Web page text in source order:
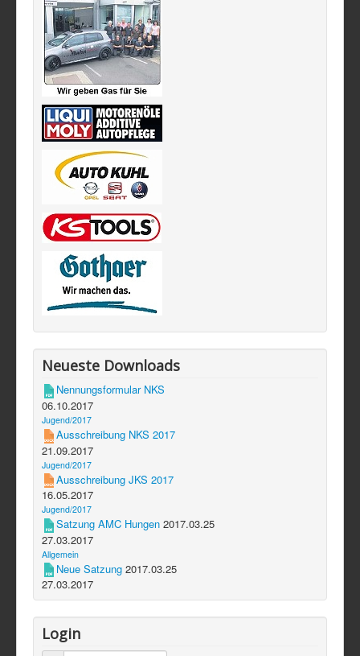
Neueste Downloads
Nennungsformular NKS
06.10.2017
Jugend/2017
Ausschreibung NKS 2017
21.09.2017
Jugend/2017
Ausschreibung JKS 2017
16.05.2017
Jugend/2017
Satzung AMC Hungen 2017.03.25
27.03.2017
Allgemein
Neue Satzung 2017.03.25
27.03.2017
Login